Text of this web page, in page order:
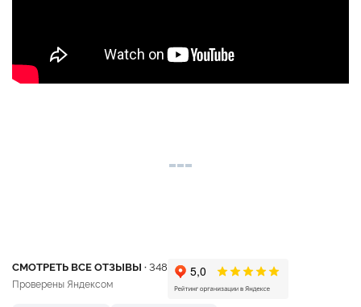
СМОТРЕТЬ ВСЕ ОТЗЫВЫ ·348
Проверены Яндексом